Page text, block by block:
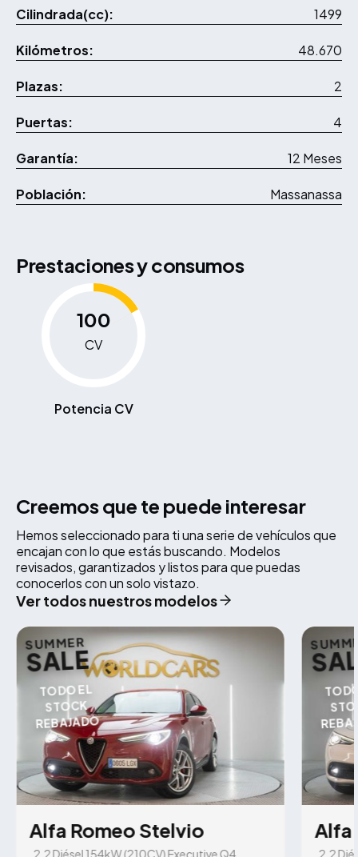
Cilindrada(cc): 1499
Kilómetros: 48.670
Plazas: 2
Puertas: 4
Garantía: 12 Meses
Población: Massanassa
Prestaciones y consumos
100
CV
Potencia CV
Creemos que te puede interesar
Hemos seleccionado para ti una serie de vehículos que
encajan con lo que estás buscando. Modelos
revisados, garantizados y listos para que puedas
conocerlos con un solo vistazo.
Ver todos nuestros modelos
SUMMER
SALE
TODO EL
STOCK
REBAJADO
Alfa Romeo Stelvio
2.2 Diésel 154kW (210CV) Executive Q4
Alfa
2.2